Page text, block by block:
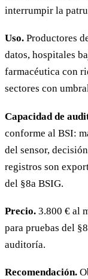
interrumpir la
Uso. Productores
datos, hospitales
farmacéutica con
sectores con
Capacidad de
conforme al BSI:
del sensor,
registros son
del §8a BSIG.
Precio. 3.800 € al
para pruebas del
auditoría.
Recomendación.